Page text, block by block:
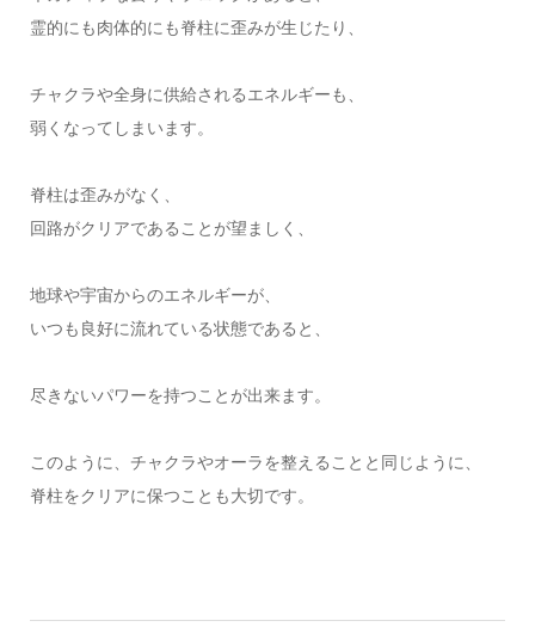
霊的にも肉体的にも脊柱に歪みが生じたり、
チャクラや全身に供給されるエネルギーも、
弱くなってしまいます。
脊柱は歪みがなく、
回路がクリアであることが望ましく、
地球や宇宙からのエネルギーが、
いつも良好に流れている状態であると、
尽きないパワーを持つことが出来ます。
このように、チャクラやオーラを整えることと同じように、
脊柱をクリアに保つことも大切です。